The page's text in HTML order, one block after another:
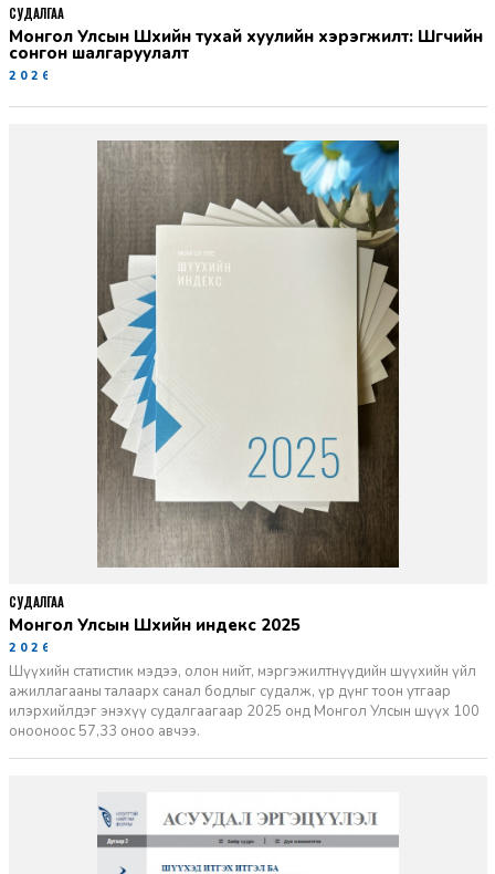
Монгол Улсын Шүүхийн тухай хуулийн хэрэгжилт: Шүүгчийн
сонгон шалгаруулалт
2026-06-19
СУДАЛГАА
Монгол Улсын Шүүхийн индекс 2025
2026-06-11
Шүүхийн статистик мэдээ, олон нийт, мэргэжилтнүүдийн шүүхийн үйл
ажиллагааны талаарх санал бодлыг судалж, үр дүнг тоон утгаар
илэрхийлдэг энэхүү судалгаагаар 2025 онд Монгол Улсын шүүх 100
онооноос 57,33 оноо авчээ.
СУДАЛГАА